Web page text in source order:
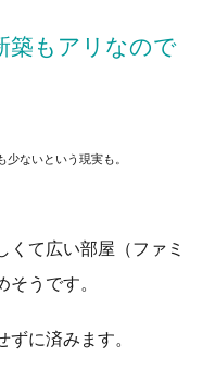
築もアリなので
ないという現実も。
くて広い部屋（ファミ
うです。
に済みます。